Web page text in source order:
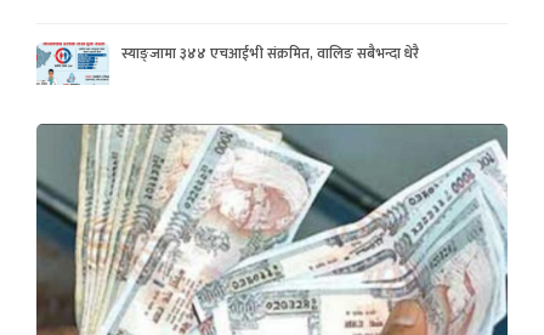
स्याङ्जामा ३४४ एचआईभी संक्रमित, वालिङ सबैभन्दा धेरै